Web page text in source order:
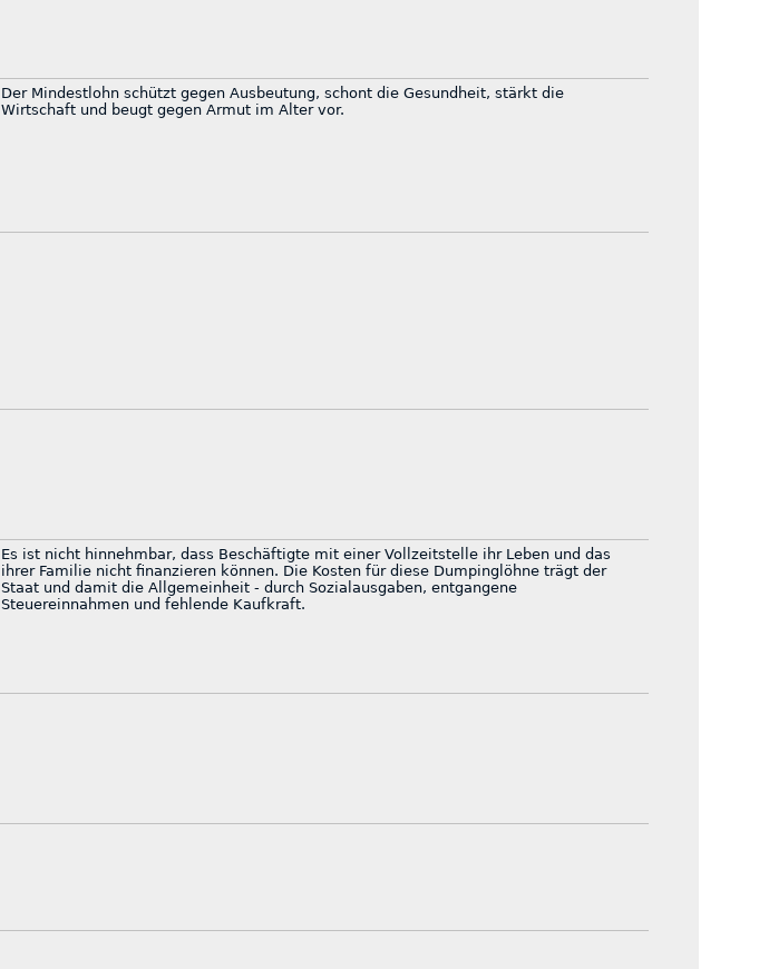
Der Mindestlohn schützt gegen Ausbeutung, schont die Gesundheit, stärkt die
Wirtschaft und beugt gegen Armut im Alter vor.
Es ist nicht hinnehmbar, dass Beschäftigte mit einer Vollzeitstelle ihr Leben und das
ihrer Familie nicht finanzieren können. Die Kosten für diese Dumpinglöhne trägt der
Staat und damit die Allgemeinheit - durch Sozialausgaben, entgangene
Steuereinnahmen und fehlende Kaufkraft.